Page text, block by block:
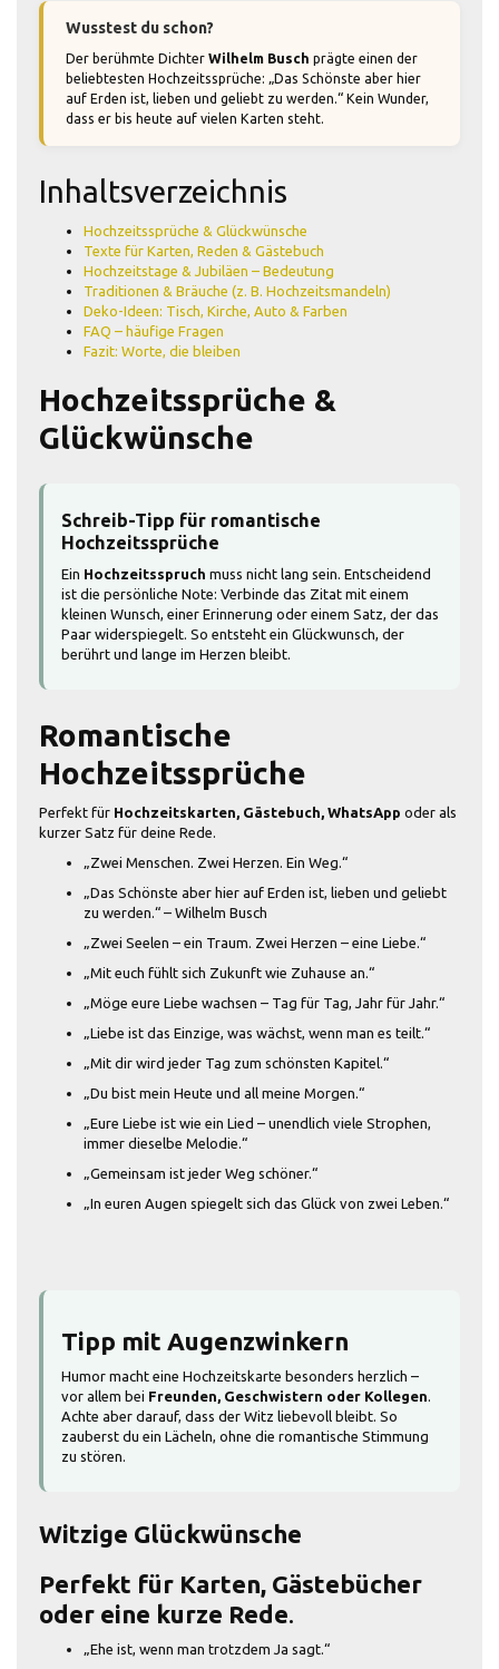
Wusstest du schon?
Der berühmte Dichter Wilhelm Busch prägte einen der
beliebtesten Hochzeitssprüche: „Das Schönste aber hier
auf Erden ist, lieben und geliebt zu werden.“ Kein Wunder,
dass er bis heute auf vielen Karten steht.
Inhaltsverzeichnis
Hochzeitssprüche & Glückwünsche
Texte für Karten, Reden & Gästebuch
Hochzeitstage & Jubiläen – Bedeutung
Traditionen & Bräuche (z. B. Hochzeitsmandeln)
Deko-Ideen: Tisch, Kirche, Auto & Farben
FAQ – häufige Fragen
Fazit: Worte, die bleiben
Hochzeitssprüche &
Glückwünsche
Schreib-Tipp für romantische
Hochzeitssprüche
Ein Hochzeitsspruch muss nicht lang sein. Entscheidend
ist die persönliche Note: Verbinde das Zitat mit einem
kleinen Wunsch, einer Erinnerung oder einem Satz, der das
Paar widerspiegelt. So entsteht ein Glückwunsch, der
berührt und lange im Herzen bleibt.
Romantische
Hochzeitssprüche
Perfekt für Hochzeitskarten, Gästebuch, WhatsApp oder als
kurzer Satz für deine Rede.
„Zwei Menschen. Zwei Herzen. Ein Weg.“
„Das Schönste aber hier auf Erden ist, lieben und geliebt
zu werden.“ – Wilhelm Busch
„Zwei Seelen – ein Traum. Zwei Herzen – eine Liebe.“
„Mit euch fühlt sich Zukunft wie Zuhause an.“
„Möge eure Liebe wachsen – Tag für Tag, Jahr für Jahr.“
„Liebe ist das Einzige, was wächst, wenn man es teilt.“
„Mit dir wird jeder Tag zum schönsten Kapitel.“
„Du bist mein Heute und all meine Morgen.“
„Eure Liebe ist wie ein Lied – unendlich viele Strophen,
immer dieselbe Melodie.“
„Gemeinsam ist jeder Weg schöner.“
„In euren Augen spiegelt sich das Glück von zwei Leben.“
Tipp mit Augenzwinkern
Humor macht eine Hochzeitskarte besonders herzlich –
vor allem bei Freunden, Geschwistern oder Kollegen.
Achte aber darauf, dass der Witz liebevoll bleibt. So
zauberst du ein Lächeln, ohne die romantische Stimmung
zu stören.
Witzige Glückwünsche
Perfekt für Karten, Gästebücher
oder eine kurze Rede.
„Ehe ist, wenn man trotzdem Ja sagt.“